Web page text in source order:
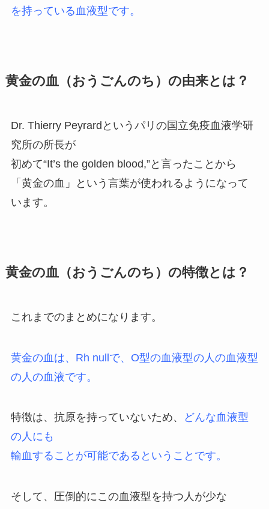
を持っている血液型です。
黄金の血（おうごんのち）の由来とは？
Dr. Thierry Peyrardというパリの国立免疫血液学研
究所の所長が
初めて“It’s the golden blood,”と言ったことから
「黄金の血」という言葉が使われるようになって
います。
黄金の血（おうごんのち）の特徴とは？
これまでのまとめになります。
黄金の血は、Rh nullで、O型の血液型の人の血液型
の人の血液です。
特徴は、抗原を持っていないため、
どんな血液型
の人にも
輸血することが可能であるということです。
そして、圧倒的にこの血液型を持つ人が少な